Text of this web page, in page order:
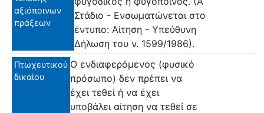
αξιόποινων
πράξεων
Στάδιο - Ενσωματώνεται στο
έντυπο: Αίτηση - Υπεύθυνη
Δήλωση του ν. 1599/1986).
Πτωχευτικού
δικαίου
Ο ενδιαφερόμενος (φυσικό
πρόσωπο) δεν πρέπει να
έχει τεθεί ή να έχει
υποβάλει αίτηση να τεθεί σε